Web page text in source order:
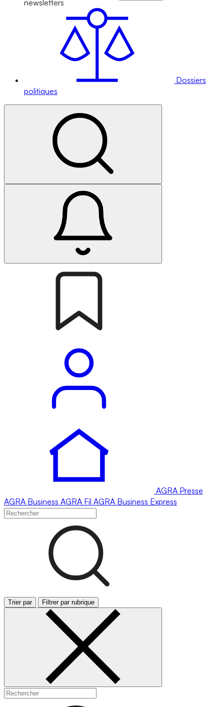
newsletters
Dossiers
politiques
AGRA Presse
AGRA Business AGRA Fil AGRA Business Express
Trier par Filtrer par rubrique